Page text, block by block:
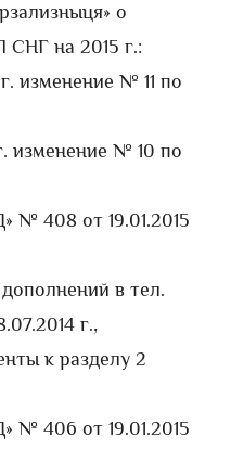
о
СНГ на 2015 г.:
изменение № 11 по
изменение № 10 по
№ 408 от 19.01.2015
в тел.
г.,
к разделу 2
№ 406 от 19.01.2015